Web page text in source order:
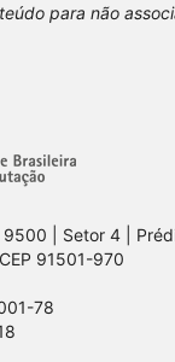
para não
9500 | Setor 4 |
91501-970
78